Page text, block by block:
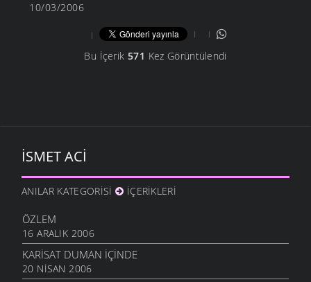
10/03/2006
Bu İçerik 571 Kez Görüntülendi
İSMET ACI
ANILAR KATEGORISI İÇERIKLERI
ÖZLEM
16 ARALIK 2006
KARİSAT DUMAN İÇİNDE
20 NISAN 2006